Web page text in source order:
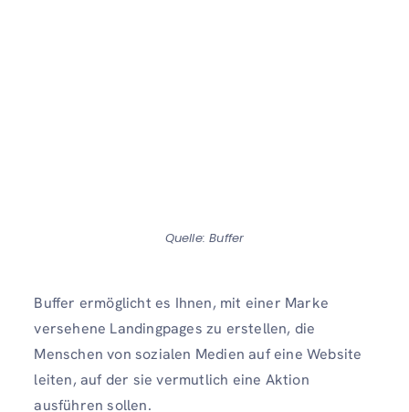
Quelle: Buffer
Buffer ermöglicht es Ihnen, mit einer Marke
versehene Landingpages zu erstellen, die
Menschen von sozialen Medien auf eine Website
leiten, auf der sie vermutlich eine Aktion
ausführen sollen.